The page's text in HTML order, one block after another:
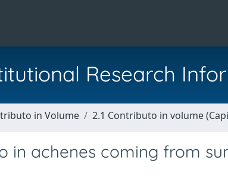
Research
in Volume 2.1 Contributo in volume
in achenes coming from